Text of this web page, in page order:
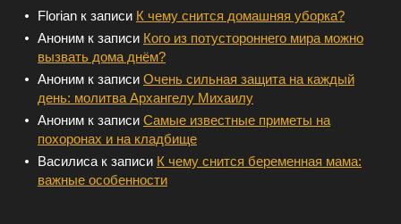
Florian к записи К чему снится домашняя уборка?
Аноним к записи Кого из потустороннего мира можно
вызвать дома днём?
Аноним к записи Очень сильная защита на каждый
день: молитва Архангелу Михаилу
Аноним к записи Самые известные приметы на
похоронах и на кладбище
Василиса к записи К чему снится беременная мама:
важные особенности